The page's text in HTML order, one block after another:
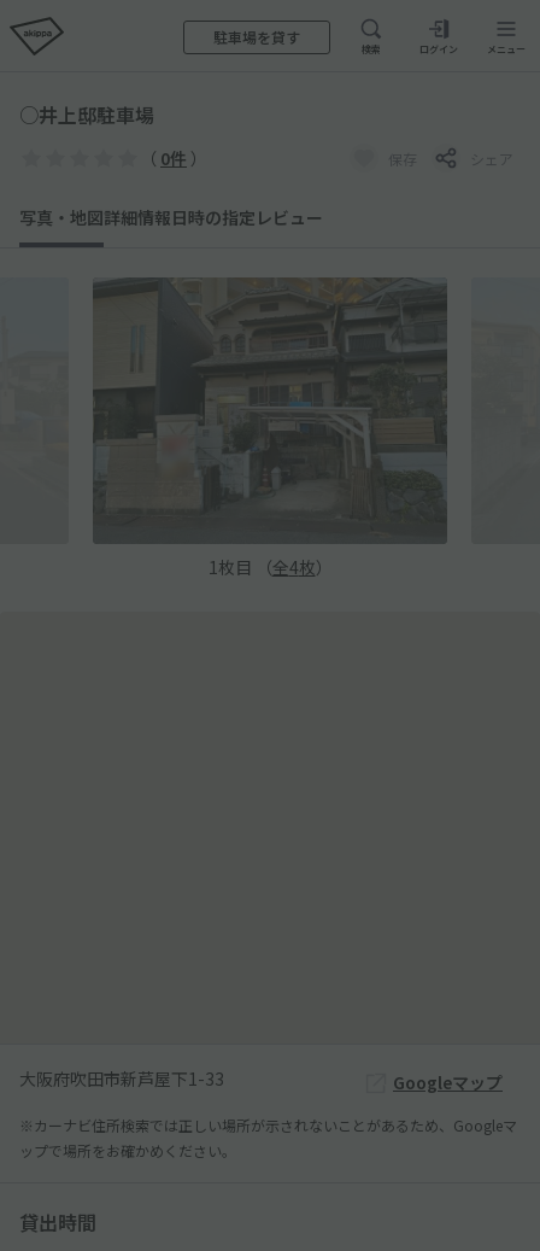
駐車場を貸す
検索 ログイン メニュー
○井上邸駐車場
（ 0件 ） 保存 シェア
写真・地図詳細情報日時の指定 レビュー
1 枚目 （全4枚）
大阪府吹田市新芦屋下1-33 Googleマップ
※カーナビ住所検索では正しい場所が示されないことがあるため、Googleマ
ップで場所をお確かめください。
貸出時間